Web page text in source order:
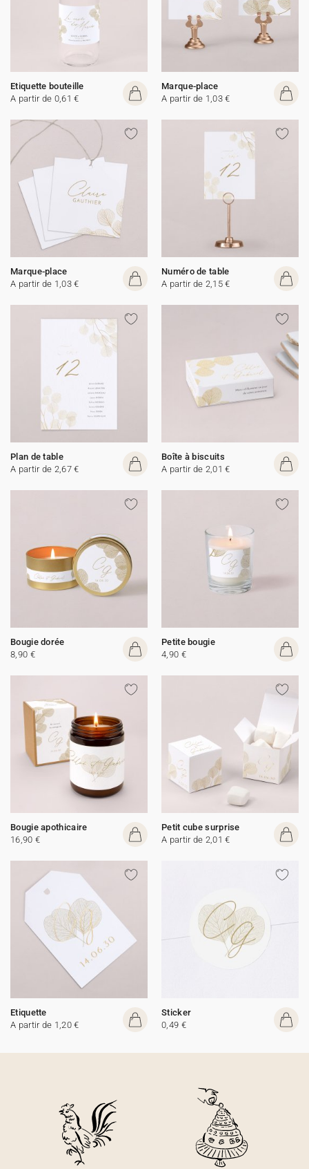
Etiquette bouteille
A partir de 0,61 €
Marque-place
A partir de 1,03 €
Marque-place
A partir de 1,03 €
Numéro de table
A partir de 2,15 €
Plan de table
A partir de 2,67 €
Boîte à biscuits
A partir de 2,01 €
Bougie dorée
8,90 €
Petite bougie
4,90 €
Bougie apothicaire
16,90 €
Petit cube surprise
A partir de 2,01 €
Etiquette
A partir de 1,20 €
Sticker
0,49 €